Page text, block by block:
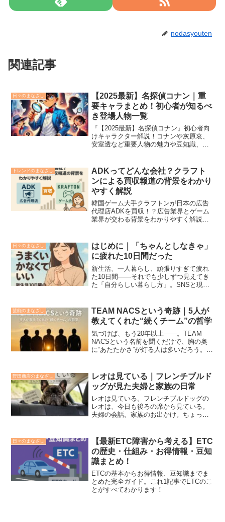
nodasyouten
関連記事
日々のまなざし
【2025最新】名探偵コナン｜重
要キャラまとめ！初心者が知るべ
き登場人物一覧
『【2025最新】名探偵コナン』初心者向
けキャラクター解説！コナンや灰原哀、
安室透など重要人物の魅力や豆知識、く
トレンドのまなざし
ADKってどんな会社？クラフト
ンによる買収報道の背景をわかり
やすく解説
韓国ゲーム大手クラフトンが日本の広告
代理店ADKを買収！？広告業界とゲーム
業界が交わる背景をわかりやすく解説し
日々のまなざし
はじめに｜「ちゃんとしなきゃ」
に疲れた10日間だった
新生活、一人暮らし、頑張りすぎて疲れ
た10日間——それでも少しずつ見えてき
た「自分らしい暮らし方」。SNSと現実
芸能のまなざし
TEAM NACSという奇跡｜5人が
教えてくれた“続くチーム”の哲学
気づけば、もう20年以上——。TEAM
NACSという名前を聞くだけで、胸の奥
に“あたたかさ”が灯る人は多いだろう。解
葉では語り尽くせないほどの哲学だ。そ
れぞれが...
野田商店のまなざし
レオは見ている｜フレンチブルド
ッグが見た夫婦と家族の日常
レオは見ている。フレンチブルドッグの
レオは、今日も後ろの席から見ている。
夫婦の会話。家族のお出かけ。ちょっと
のシリーズは、そんなレオの視点で描く
「観察日記」です。この家...
日々のまなざし
【最新ETC障害から考える】ETC
の歴史・仕組み・お得情報・豆知
識まとめ！
ETCの基本からお得情報、豆知識までま
とめた完全ガイド。これ1記事でETCのこ
とがすべてわかります！